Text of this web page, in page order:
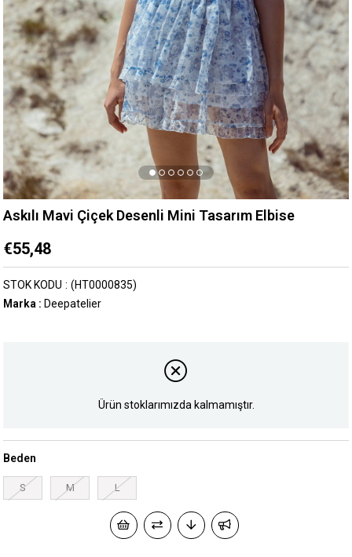
Askılı Mavi Çiçek Desenli Mini Tasarım Elbise
€55,48
(HT0000835)
STOK KODU
Marka : Deepatelier
Ürün stoklarımızda kalmamıştır.
Beden
S M L